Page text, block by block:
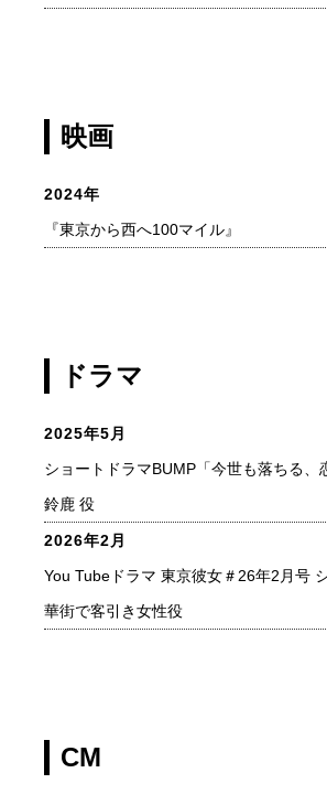
映画
2024年
『東京から西へ100マイル』
ドラマ
2025年5月
ショートドラマBUMP「今世も落ちる、
鈴鹿 役
2026年2月
You Tubeドラマ 東京彼女＃26年2月号
華街で客引き女性役
CM